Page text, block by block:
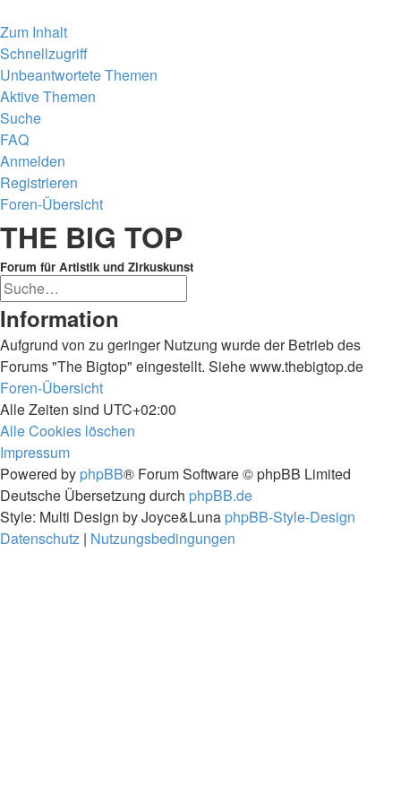
Zum Inhalt
Schnellzugriff
Unbeantwortete Themen
Aktive Themen
Suche
FAQ
Anmelden
Registrieren
Foren-Übersicht
Suche
THE BIG TOP
Forum für Artistik und Zirkuskunst
Information
Aufgrund von zu geringer Nutzung wurde der Betrieb des
Forums "The Bigtop" eingestellt. Siehe www.thebigtop.de
Foren-Übersicht
Alle Zeiten sind UTC+02:00
Alle Cookies löschen
Impressum
Powered by phpBB® Forum Software © phpBB Limited
Deutsche Übersetzung durch phpBB.de
Style: Multi Design by Joyce&Luna phpBB-Style-Design
Datenschutz | Nutzungsbedingungen